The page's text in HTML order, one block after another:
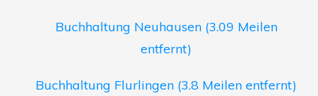
Buchhaltung Neuhausen (3.09 Meilen
entfernt)
Buchhaltung Flurlingen (3.8 Meilen entfernt)